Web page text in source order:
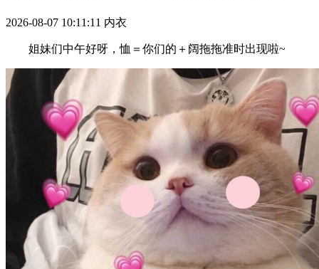
2026-08-07 10:11:11 内衣
姐妹们中午好呀，恤＝你们的＋阔拖拖准时出现啦~